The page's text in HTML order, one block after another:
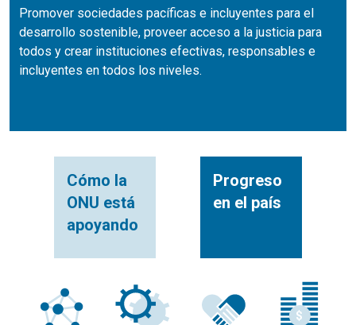
Promover sociedades pacíficas e incluyentes para el
desarrollo sostenible, proveer acceso a la justicia para
todos y crear instituciones efectivas, responsables e
incluyentes en todos los niveles.
Cómo la
ONU está
apoyando
Progreso
en el país